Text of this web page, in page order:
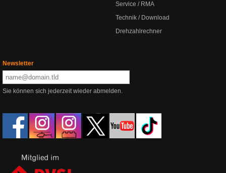
Service / RMA
Technik / Download
Drehzahlrechner
Newsletter
Sie können sich jederzeit wieder abmelden.